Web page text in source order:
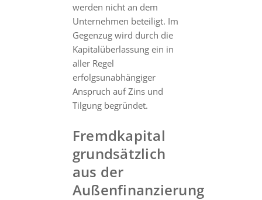
werden nicht an dem
Unternehmen beteiligt. Im
Gegenzug wird durch die
Kapitalüberlassung ein in
aller Regel
erfolgsunabhängiger
Anspruch auf Zins und
Tilgung begründet.
Fremdkapital
grundsätzlich
aus der
Außenfinanzierung